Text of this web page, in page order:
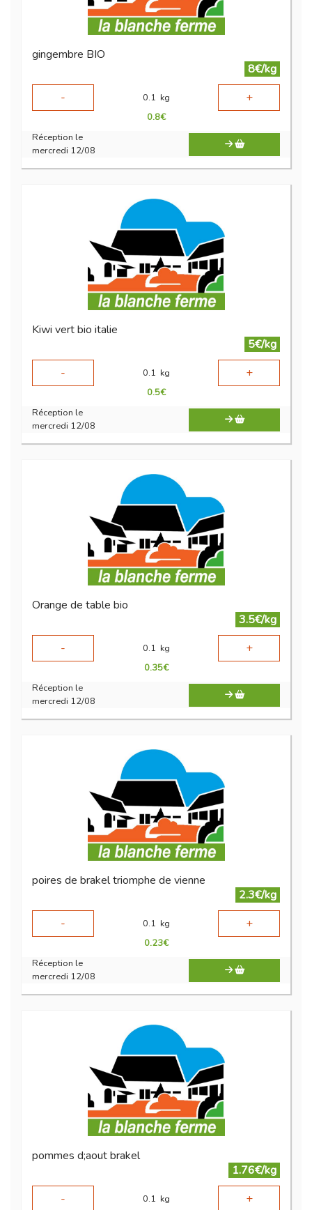
gingembre BIO
8€/kg
-
0.1 kg +
0.8€
Réception le
mercredi 12/08
Kiwi vert bio italie
5€/kg
-
0.1 kg +
0.5€
Réception le
mercredi 12/08
Orange de table bio
3.5€/kg
-
0.1 kg +
0.35€
Réception le
mercredi 12/08
poires de brakel triomphe de vienne
2.3€/kg
-
0.1 kg +
0.23€
Réception le
mercredi 12/08
pommes d;aout brakel
1.76€/kg
-
0.1 kg +